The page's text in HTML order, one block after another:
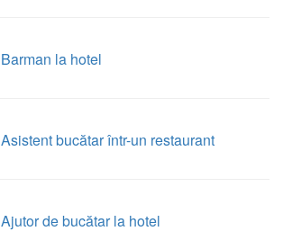
Barman la hotel
Asistent bucătar într-un restaurant
Ajutor de bucătar la hotel